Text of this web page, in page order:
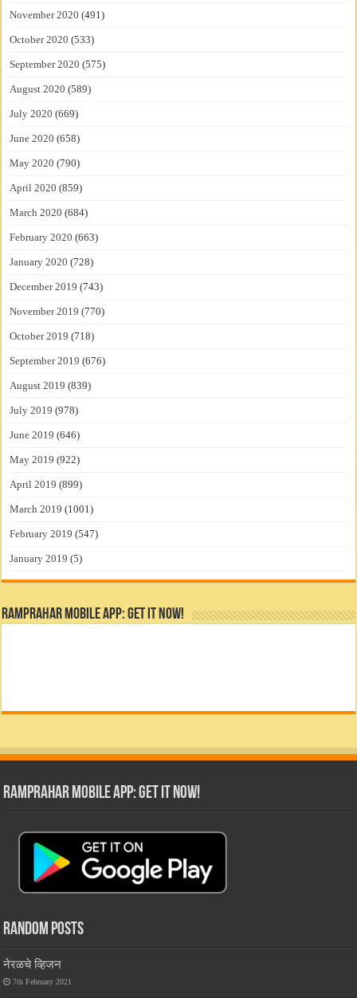
November 2020 (491)
October 2020 (533)
September 2020 (575)
August 2020 (589)
July 2020 (669)
June 2020 (658)
May 2020 (790)
April 2020 (859)
March 2020 (684)
February 2020 (663)
January 2020 (728)
December 2019 (743)
November 2019 (770)
October 2019 (718)
September 2019 (676)
August 2019 (839)
July 2019 (978)
June 2019 (646)
May 2019 (922)
April 2019 (899)
March 2019 (1001)
February 2019 (547)
January 2019 (5)
RamPrahar Mobile App: Get it Now!
RamPrahar Mobile App: Get it Now!
Random Posts
नेरळचे व्हिजन
7th February 2021